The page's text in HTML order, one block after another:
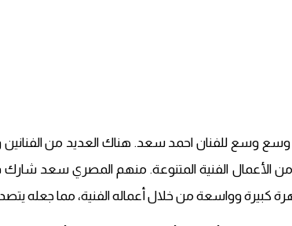
وسع وسع للفنان احمد سعد. هناك العديد من الفنانين
الأعمال الفنية المتنوعة. منهم المصري سعد شارك
كبيرة وواسعة من خلال أعماله الفنية، مما جعله يتصدر